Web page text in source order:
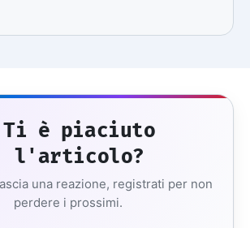
Ti è piaciuto
l'articolo?
una reazione, registrati per non
perdere i prossimi.